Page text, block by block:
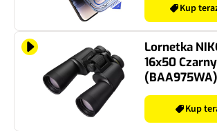
Kup
Lornetka
16x50 Czarny
(BAA975WA)
Kup